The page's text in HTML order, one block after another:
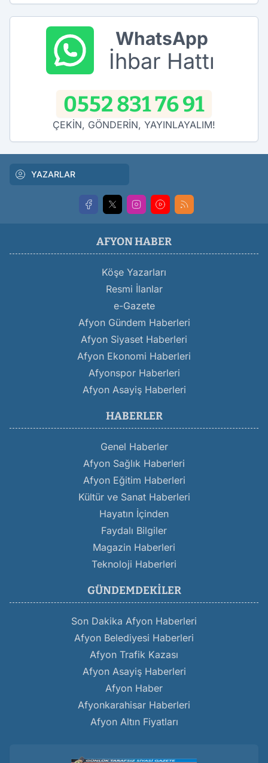
WhatsApp
İhbar Hattı
0552 831 76 91
ÇEKİN, GÖNDERİN, YAYINLAYALIM!
YAZARLAR
AFYON HABER
Köşe Yazarları
Resmi İlanlar
e-Gazete
Afyon Gündem Haberleri
Afyon Siyaset Haberleri
Afyon Ekonomi Haberleri
Afyonspor Haberleri
Afyon Asayiş Haberleri
HABERLER
Genel Haberler
Afyon Sağlık Haberleri
Afyon Eğitim Haberleri
Kültür ve Sanat Haberleri
Hayatın İçinden
Faydalı Bilgiler
Magazin Haberleri
Teknoloji Haberleri
GÜNDEMDEKILER
Son Dakika Afyon Haberleri
Afyon Belediyesi Haberleri
Afyon Trafik Kazası
Afyon Asayiş Haberleri
Afyon Haber
Afyonkarahisar Haberleri
Afyon Altın Fiyatları